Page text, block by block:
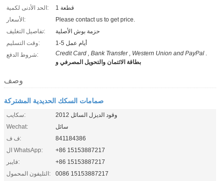
الحد الأدنى لكمية:
1 قطعة
الأسعار:
Please contact us to get price.
تفاصيل التغليف:
حزمة بوش الأصلية
وقت التسليم:
1-5 أيام عمل
شروط الدفع:
Credit Card , Bank Transfer , Western Union and PayPal .
بطاقة الائتمان والتحويل المصرفي و
وصف
صمامات السكك الحديدية المشتركة
سكايب:
وقود الديزل السائل 2012
Wechat:
سائل
ف ف:
841184386
ال WhatsApp:
+86 15153887217
فايبر:
+86 15153887217
التليفون المحمول:
0086 15153887217